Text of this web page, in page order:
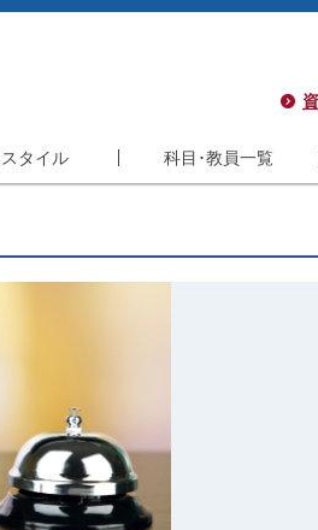
タイル 科目･教員一覧
シブル
科目一覧